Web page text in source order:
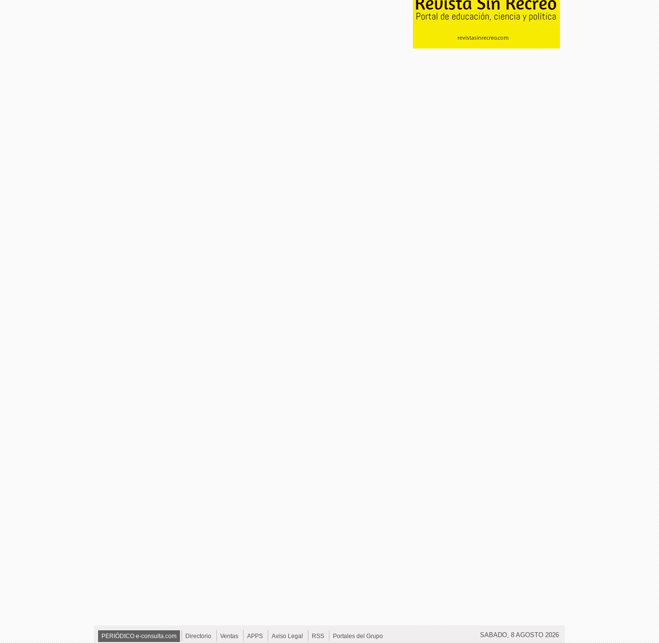
PERIÓDICO e-consulta.com Directorio Ventas APPS Aviso Legal RSS Portales del Grupo SABADO, 8 AGOSTO 2026